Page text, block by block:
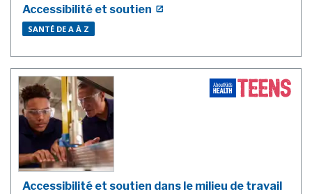
Accessibilité et soutien
SANTÉ DE A À Z
Accessibilité et soutien dans le milieu de travail